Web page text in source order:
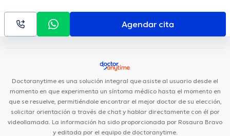
(Doctores Gabela)
Kenzen Medical Center
Rogteam Dental Studio
Rgp Orthodentis
Clínica Sancho: Av.
Fortune Plaza Torre Alemania
Centro Quirúrgico Da Vinci
Consultorio Quito
Agendar cita
Doctoranytime es una solución integral que asiste al usuario desde el
momento en que experimenta un síntoma médico hasta el momento en
que se resuelve, permitiéndole encontrar el mejor doctor de su elección,
solicitar orientación a través de chat y hablar directamente con él por
videollamada. La información ha sido proporcionada por Rosaura Bravo
y editada por el equipo de doctoranytime.